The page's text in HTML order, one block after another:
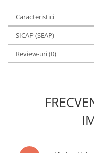
Caracteristici
SICAP (SEAP)
Review-uri(0)